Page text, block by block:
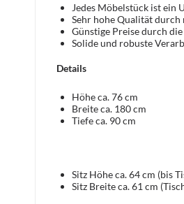
Jedes Möbelstück ist ein
Sehr hohe Qualität durch
Günstige Preise durch
Solide und robuste
Details
Höhe ca. 76 cm
Breite ca. 180 cm
Tiefe ca. 90 cm
Sitz Höhe ca. 64 cm (bis
Sitz Breite ca. 61 cm